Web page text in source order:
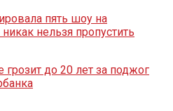
пять шоу на
нельзя пропустить
грозит до 20 лет за поджог